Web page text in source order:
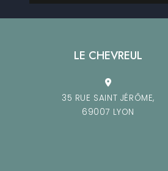
LE CHEVREUL
35 RUE SAINT JÉRÔME,
69007 LYON